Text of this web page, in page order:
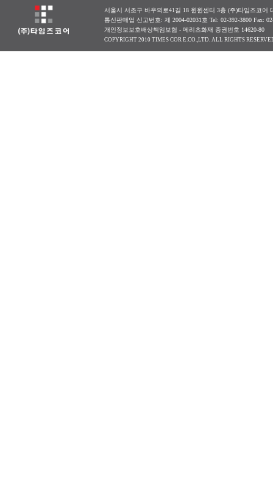
서울시 서초구 바우뫼로41길 18 윈윈센터 3층 (주)타임즈코어
통신판매업 신고번호: 제 2004-02031호 Tel: 02-392-3800 Fax:
개인정보보호배상책임보험 - 메리츠화재 증권번호 14620-80
COPYRIGHT 2010 TIMES COR E.CO.,LTD. ALL RIGHTS